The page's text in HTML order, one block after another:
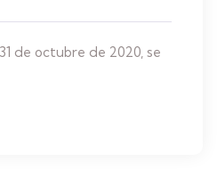
de octubre de 2020, se